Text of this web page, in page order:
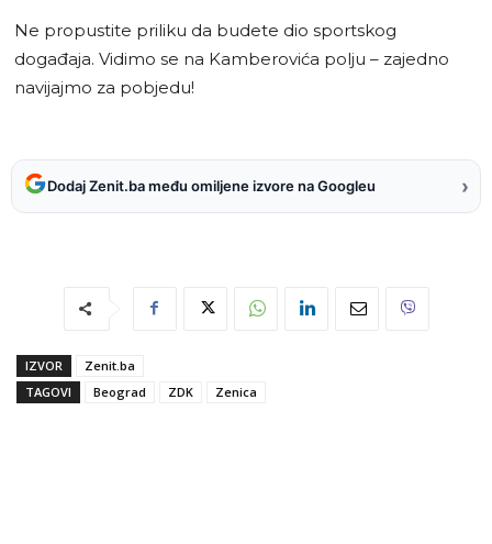
Ne propustite priliku da budete dio sportskog
događaja. Vidimo se na Kamberovića polju – zajedno
navijajmo za pobjedu!
Dodaj Zenit.ba među omiljene izvore na Googleu ›
IZVOR
Zenit.ba
TAGOVI
Beograd ZDK Zenica